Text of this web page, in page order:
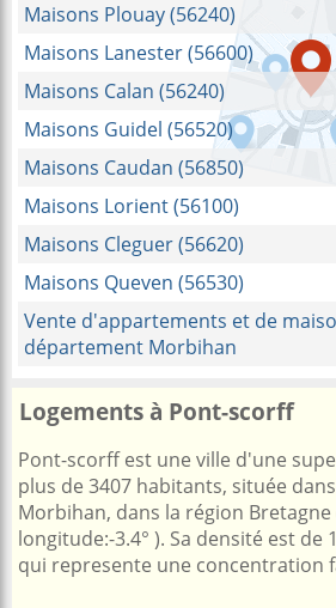
Maisons Plouay (56240)
Maisons Lanester (56600)
Maisons Calan (56240)
Maisons Guidel (56520)
Maisons Caudan (56850)
Maisons Lorient (56100)
Maisons Cleguer (56620)
Maisons Queven (56530)
Vente d'appartements et de
département Morbihan
Logements à Pont-scorff
Pont-scorff est une ville d'une
plus de 3407 habitants, située
Morbihan, dans la région Bretagne
longitude:-3.4° ). Sa densité est de
qui represente une concentration